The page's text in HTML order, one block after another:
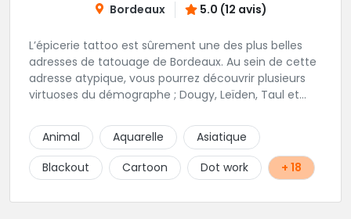
Bordeaux 5.0 (12 avis)
L’épicerie tattoo est sûrement une des plus belles
adresses de tatouage de Bordeaux. Au sein de cette
adresse atypique, vous pourrez découvrir plusieurs
virtuoses du démographe ; Dougy, Leïden, Taul et
enfant et sympathique, vous pourrez demander
conseil pour votre tattoo. N'hésitez plus une seconde
pour rencontrer cette belle équipe !
Animal Aquarelle
Asiatique
Blackout
Cartoon Dot work + 18